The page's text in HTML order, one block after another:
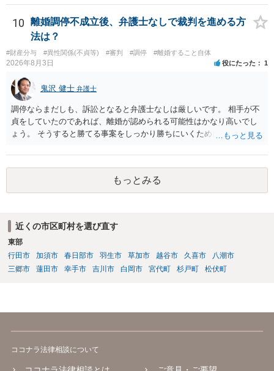
た方が良いでしょう。
10
離婚調停不成立後、弁護士なしで裁判を進める方
法は？
#財産分与 #異性関係(不貞等) #審判 #調停 #離婚すること自体
2026年8月3日 役にたった 1
鬼沢 健士 弁護士
調停ならまだしも、訴訟となると弁護士なしは厳しいです。 相手が不
貞をしていたのであれば、離婚が認められる可能性はかなり高いでし
ょう。 そうすると勝てる事案をしっかり勝ちにいくためにも弁護士委
もっとみる
近くの市区町村を選び直す
東部
行田市
加須市 春日部市 羽生市 草加市 越谷市 久喜市
八潮市
三郷市
蓮田市 幸手市 吉川市 白岡市 宮代町 杉戸町 松伏町
ココナラ法律相談について